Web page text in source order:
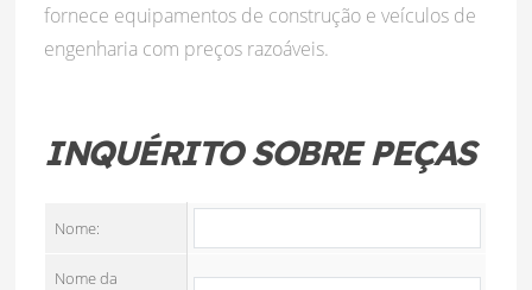
fornece equipamentos de construção e veículos de
engenharia com preços razoáveis.
INQUÉRITO SOBRE PEÇAS
Nome:
Nome da